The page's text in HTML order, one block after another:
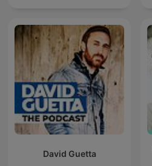
David Guetta